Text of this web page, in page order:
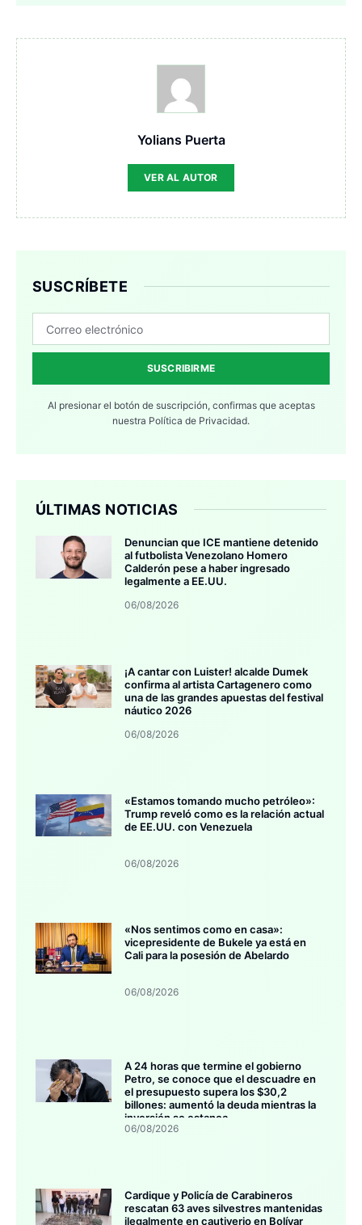
Yolians Puerta
VER AL AUTOR
SUSCRÍBETE
SUSCRIBIRME
Al presionar el botón de suscripción, confirmas que aceptas
nuestra Política de Privacidad.
ÚLTIMAS NOTICIAS
Denuncian que ICE mantiene detenido
al futbolista Venezolano Homero
Calderón pese a haber ingresado
legalmente a EE.UU.
06/08/2026
¡A cantar con Luister! alcalde Dumek
confirma al artista Cartagenero como
una de las grandes apuestas del festival
náutico 2026
06/08/2026
«Estamos tomando mucho petróleo»:
Trump reveló como es la relación actual
de EE.UU. con Venezuela
06/08/2026
«Nos sentimos como en casa»:
vicepresidente de Bukele ya está en
Cali para la posesión de Abelardo
06/08/2026
A 24 horas que termine el gobierno
Petro, se conoce que el descuadre en
el presupuesto supera los $30,2
billones: aumentó la deuda mientras la
inversión se estanca
06/08/2026
Cardique y Policía de Carabineros
rescatan 63 aves silvestres mantenidas
ilegalmente en cautiverio en Bolívar